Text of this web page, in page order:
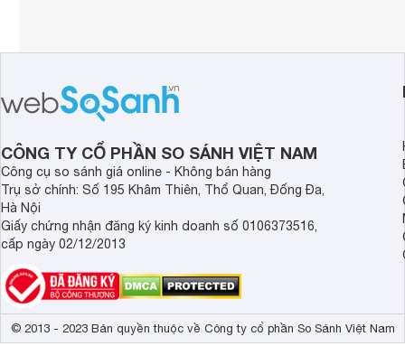
CÔNG TY CỔ PHẦN SO SÁNH VIỆT NAM
Công cụ so sánh giá online - Không bán hàng
Trụ sở chính: Số 195 Khâm Thiên, Thổ Quan, Đống Đa,
Hà Nội
Giấy chứng nhận đăng ký kinh doanh số 0106373516,
cấp ngày 02/12/2013
© 2013 - 2023 Bản quyền thuộc về Công ty cổ phần So Sánh Việt Nam